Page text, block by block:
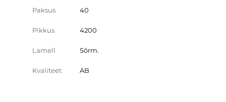
Paksus 40
Pikkus 4200
Lamell Sõrm.
Kvaliteet AB